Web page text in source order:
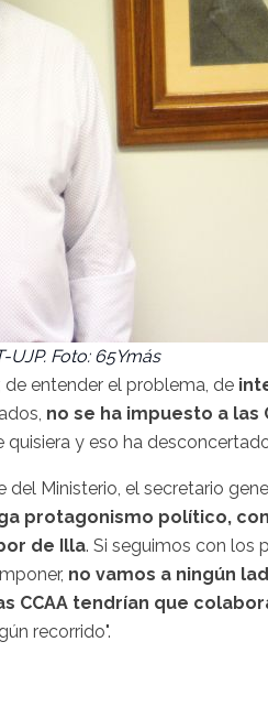
Foto: 65Ymás
de entender el problema, de
no se ha impuesto a las
y eso ha
Ministerio, el secretario
protagonismo político,
de Illa. Si seguimos con los
no vamos a ningún
CCAA tendrían que
recorrido".